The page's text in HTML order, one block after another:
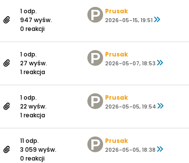
1 odp.
947 wyśw.
0 reakcji
Prusak
2026-05-15, 19:51
1 odp.
27 wyśw.
1 reakcja
Prusak
2026-05-07, 18:53
1 odp.
22 wyśw.
1 reakcja
Prusak
2026-05-05, 19:54
11 odp.
3 059 wyśw.
0 reakcji
Prusak
2026-05-05, 18:38